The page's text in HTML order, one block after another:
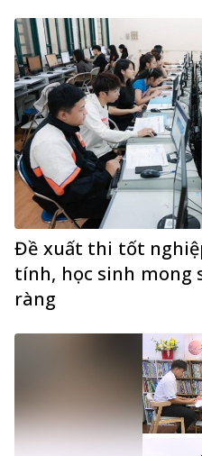
Đề xuất thi tốt
tính, học sinh mong
ràng